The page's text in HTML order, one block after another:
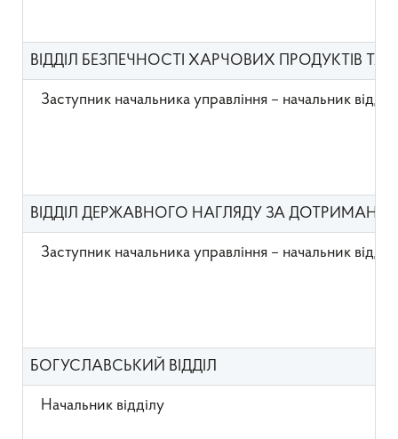
ВІДДІЛ БЕЗПЕЧНОСТІ ХАРЧОВИХ ПРОДУКТІВ
Заступник начальника управління – начальник
ВІДДІЛ ДЕРЖАВНОГО НАГЛЯДУ ЗА
Заступник начальника управління – начальник
БОГУСЛАВСЬКИЙ ВІДДІЛ
Начальник відділу